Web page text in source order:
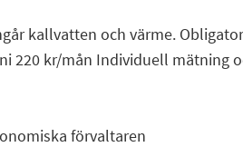
kallvatten och värme.
220 kr/mån Individuell mätning
förvaltaren